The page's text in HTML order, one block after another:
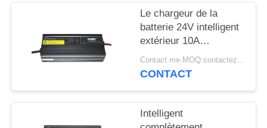
Le chargeur de la
batterie 24V intelligent
extérieur 10A
imperméabilisent la
conception IP65
Contact me MOQ:contactez-moi
CONTACT
Intelligent